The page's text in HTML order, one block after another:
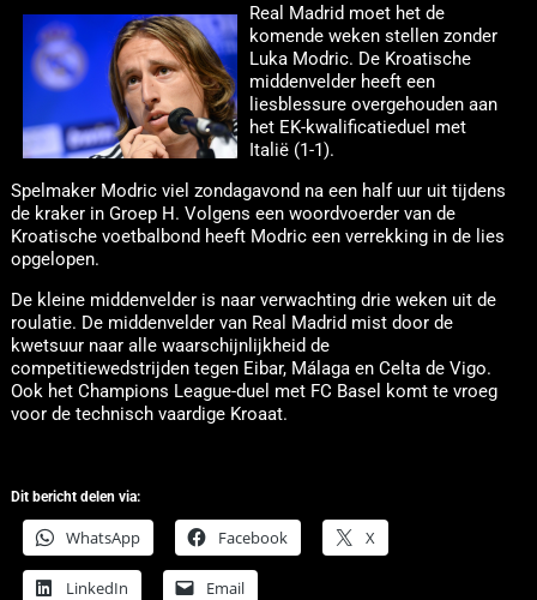
Real Madrid moet het de
komende weken stellen zonder
Luka Modric. De Kroatische
middenvelder heeft een
liesblessure overgehouden aan
het EK-kwalificatieduel met
Italië (1-1).
Spelmaker Modric viel zondagavond na een half uur uit tijdens
de kraker in Groep H. Volgens een woordvoerder van de
Kroatische voetbalbond heeft Modric een verrekking in de lies
opgelopen.
De kleine middenvelder is naar verwachting drie weken uit de
roulatie. De middenvelder van Real Madrid mist door de
kwetsuur naar alle waarschijnlijkheid de
competitiewedstrijden tegen Eibar, Málaga en Celta de Vigo.
Ook het Champions League-duel met FC Basel komt te vroeg
voor de technisch vaardige Kroaat.
Dit bericht delen via:
WhatsApp Facebook X
LinkedIn Email